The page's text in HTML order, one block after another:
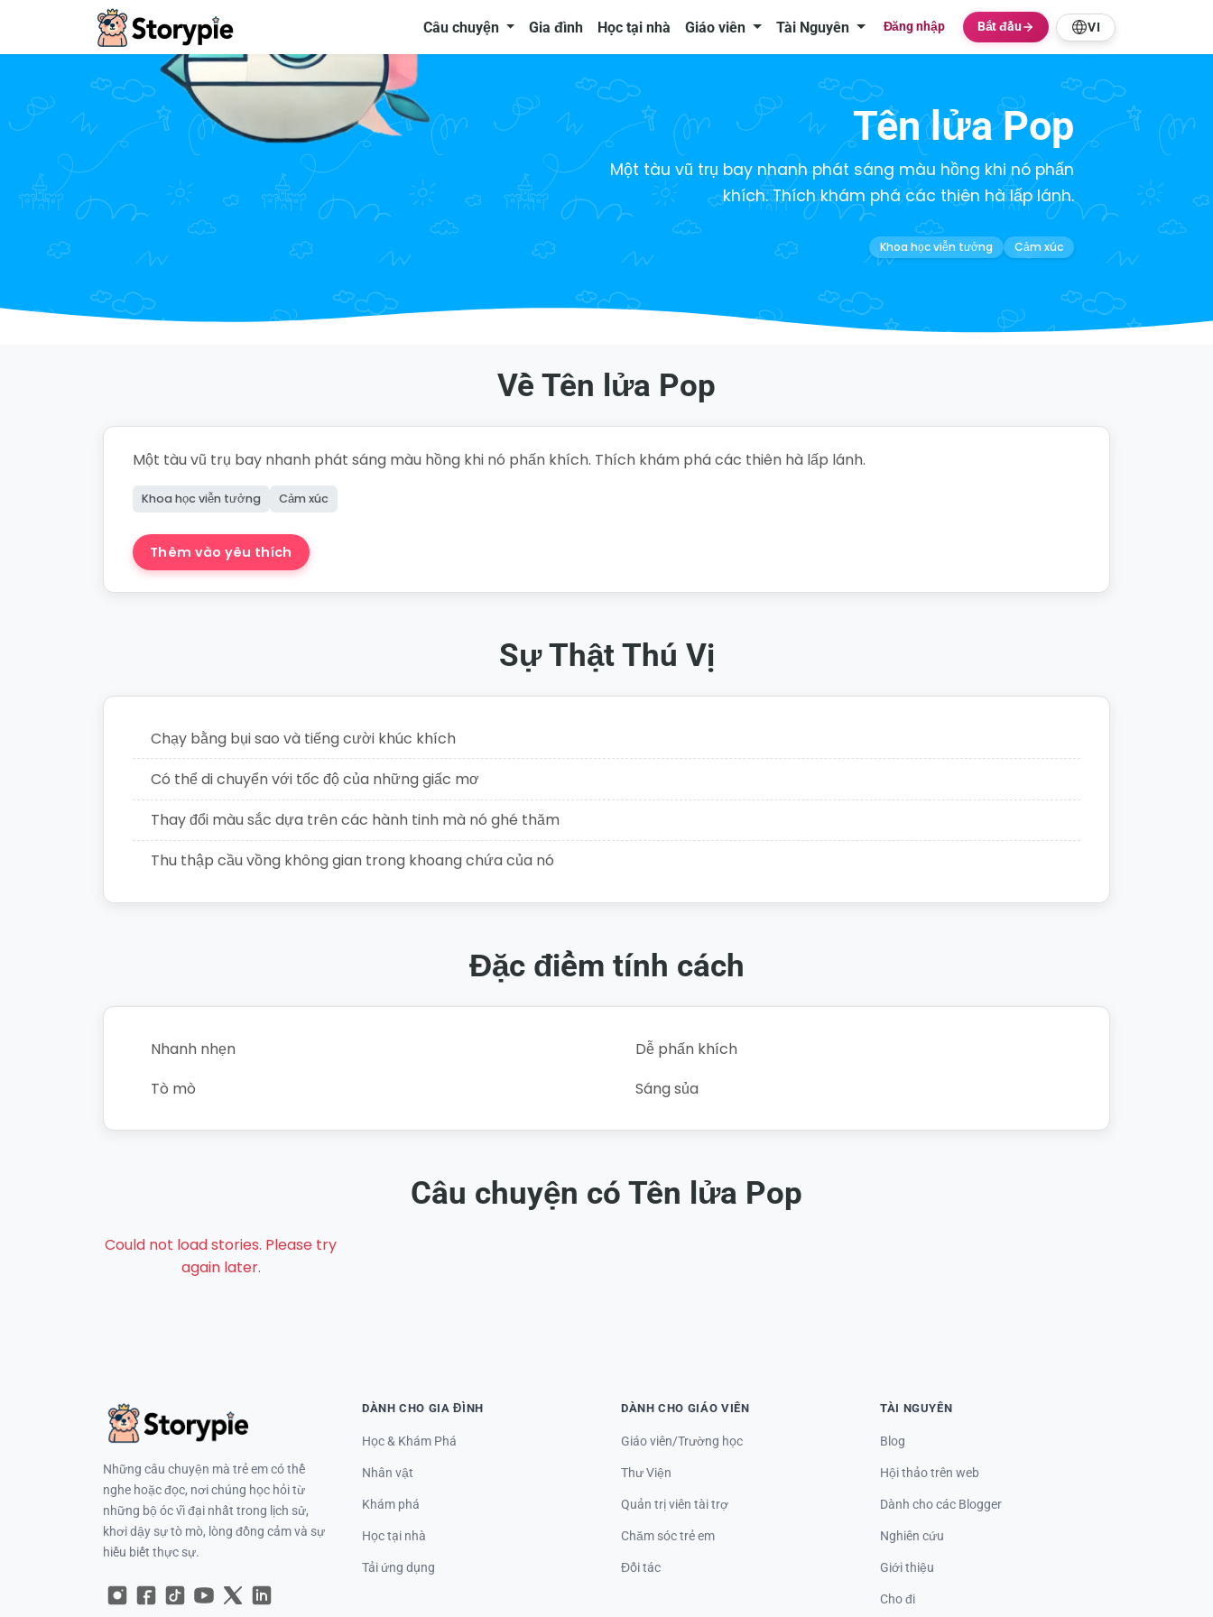
Storypie - Home Câu chuyện Gia đình Học tại nhà Giáo viên Tài Nguyên Đăng nhập Bắt đầu VI
Tên lửa Pop
Một tàu vũ trụ bay nhanh phát sáng màu hồng khi nó phấn
khích. Thích khám phá các thiên hà lấp lánh.
Khoa học viễn tưởng Cảm xúc
Về Tên lửa Pop
Một tàu vũ trụ bay nhanh phát sáng màu hồng khi nó phấn khích. Thích khám phá các thiên hà lấp lánh.
Khoa học viễn tưởng Cảm xúc
Thêm vào yêu thích
Sự Thật Thú Vị
Chạy bằng bụi sao và tiếng cười khúc khích
Có thể di chuyển với tốc độ của những giấc mơ
Thay đổi màu sắc dựa trên các hành tinh mà nó ghé thăm
Thu thập cầu vồng không gian trong khoang chứa của nó
Đặc điểm tính cách
Nhanh nhẹn
Tò mò
Dễ phấn khích
Sáng sủa
Câu chuyện có Tên lửa Pop
Could not load stories. Please try
again later.
Những câu chuyện mà trẻ em có thể
nghe hoặc đọc, nơi chúng học hỏi từ
những bộ óc vĩ đại nhất trong lịch sử,
khơi dậy sự tò mò, lòng đồng cảm và sự
hiểu biết thực sự.
DÀNH CHO GIA ĐÌNH
Học & Khám Phá
Nhân vật
Khám phá
Học tại nhà
Tải ứng dụng
DÀNH CHO GIÁO VIÊN
Giáo viên/Trường học
Thư Viện
Quản trị viên tài trợ
Chăm sóc trẻ em
Đối tác
TÀI NGUYÊN
Blog
Hội thảo trên web
Dành cho các Blogger
Nghiên cứu
Giới thiệu
Cho đi